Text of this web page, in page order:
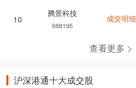
10
腾景科技
688195
成交明细
查看更多
沪深港通十大成交股